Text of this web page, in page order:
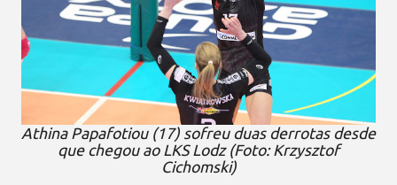
Athina Papafotiou (17) sofreu duas derrotas desde
que chegou ao LKS Lodz (Foto: Krzysztof
Cichomski)